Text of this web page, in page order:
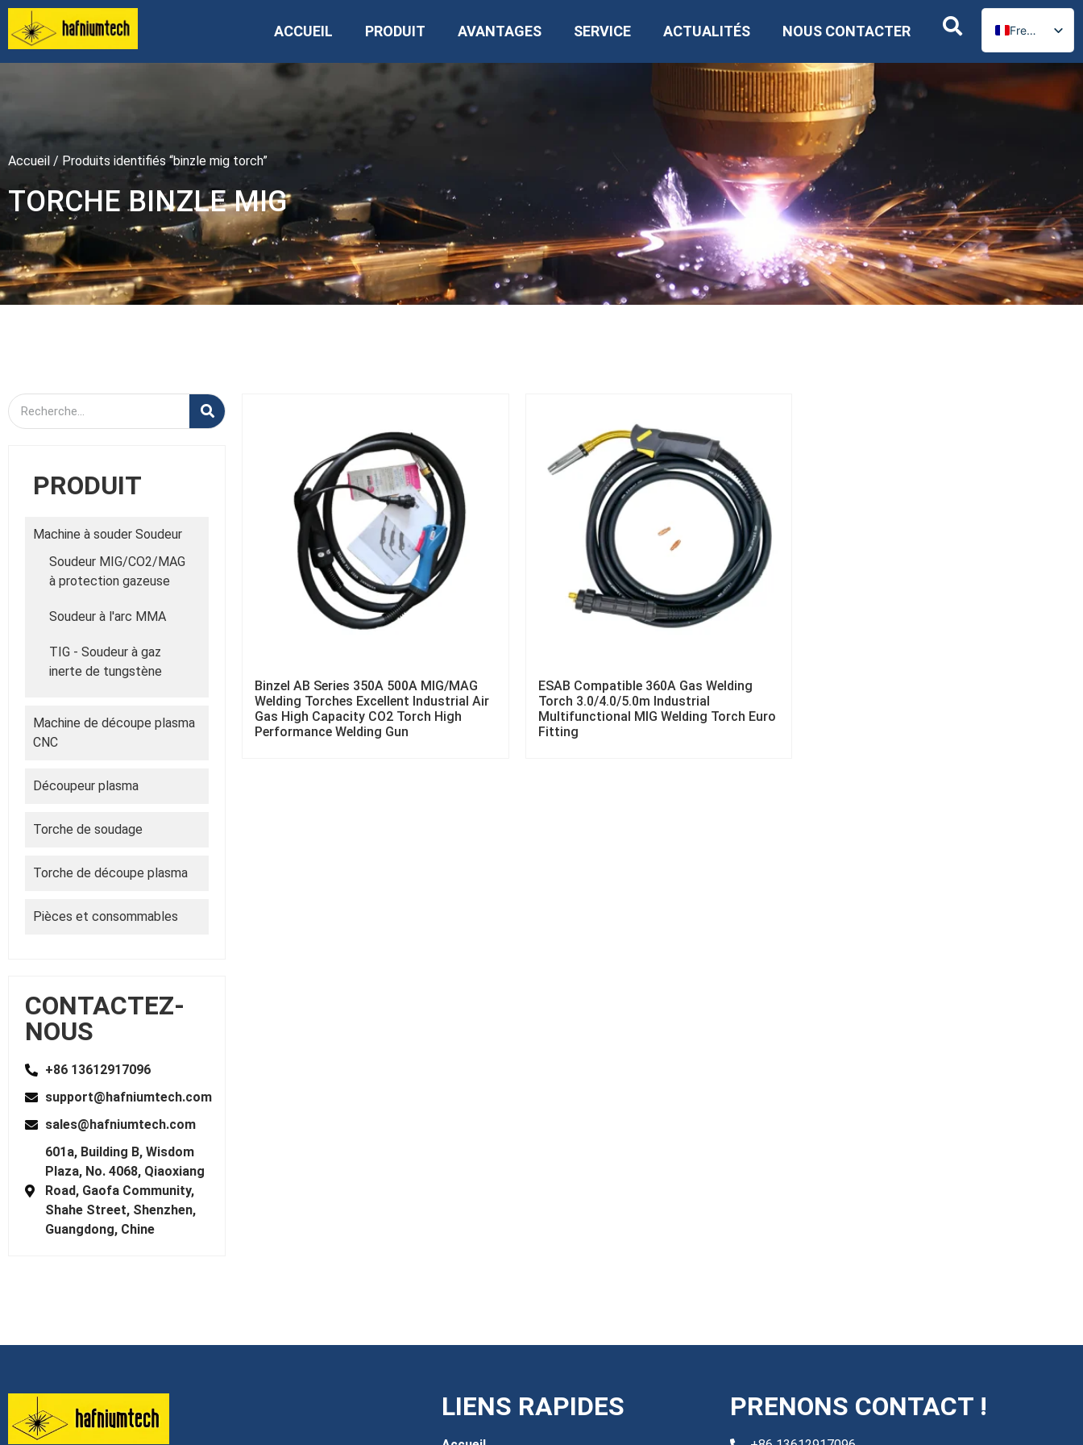
ACCUEIL PRODUIT AVANTAGES SERVICE ACTUALITÉS NOUS CONTACTER
French
English
Russian
Spanish
Italian
Ukrainian
Accueil / Produits identifiés “binzle mig torch”
TORCHE BINZLE MIG
PRODUIT
Machine à souder Soudeur
Soudeur MIG/CO2/MAG
à protection gazeuse
Soudeur à l'arc MMA
TIG - Soudeur à gaz
inerte de tungstène
Machine de découpe plasma
CNC
Découpeur plasma
Torche de soudage
Torche de découpe plasma
Pièces et consommables
CONTACTEZ-
NOUS
+86 13612917096
support@hafniumtech.com
sales@hafniumtech.com
601a, Building B, Wisdom
Plaza, No. 4068, Qiaoxiang
Road, Gaofa Community,
Shahe Street, Shenzhen,
Guangdong, Chine
Binzel AB Series 350A 500A MIG/MAG
Welding Torches Excellent Industrial Air
Gas High Capacity CO2 Torch High
Performance Welding Gun
ESAB Compatible 360A Gas Welding
Torch 3.0/4.0/5.0m Industrial
Multifunctional MIG Welding Torch Euro
Fitting
LIENS RAPIDES PRENONS CONTACT !